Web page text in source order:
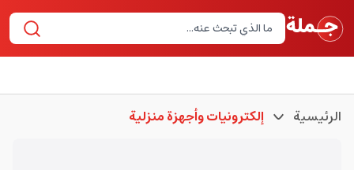
الرئيسية إلكترونيات وأجهزة منزلية